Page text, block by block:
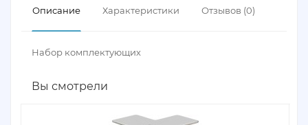
Описание Характеристики Отзывов (0)
Набор комплектующих
Вы смотрели